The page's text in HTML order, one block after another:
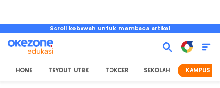
Scroll kebawah untuk membaca artikel
HOME TRYOUT UTBK TOKCER SEKOLAH KAMPUS